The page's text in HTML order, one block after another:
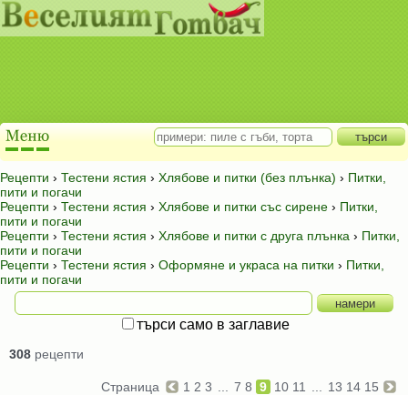
Рецепти › Тестени ястия › Хлябове и питки (без плънка) › Питки,
пити и погачи
Рецепти › Тестени ястия › Хлябове и питки със сирене › Питки,
пити и погачи
Рецепти › Тестени ястия › Хлябове и питки с друга плънка › Питки,
пити и погачи
Рецепти › Тестени ястия › Оформяне и украса на питки › Питки,
пити и погачи
търси само в заглавие
308 рецепти
Страница 1 2 3 7 8 9 10 11 13 14 15